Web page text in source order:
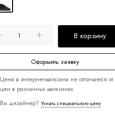
В корзину
Оформить заявку
Цена в интернет-магазина не отличается от
цен в розничных магазинах.
Вы дизайнер? Узнать специальную цену